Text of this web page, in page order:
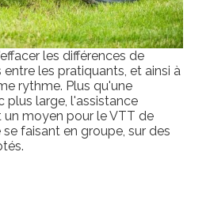
les différences de
les pratiquants, et ainsi à
rythme. Plus qu'une
plus large, l'assistance
moyen pour le VTT de
faisant en groupe, sur des